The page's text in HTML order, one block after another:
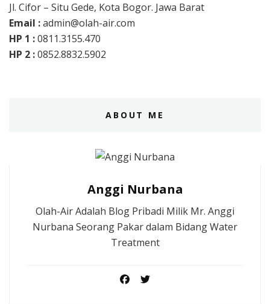
Jl. Cifor – Situ Gede, Kota Bogor. Jawa Barat
Email :admin@olah-air.com
HP 1 :0811.3155.470
HP 2 :0852.8832.5902
ABOUT ME
Anggi Nurbana
Olah-Air Adalah Blog Pribadi Milik Mr. Anggi
Nurbana Seorang Pakar dalam Bidang Water
Treatment